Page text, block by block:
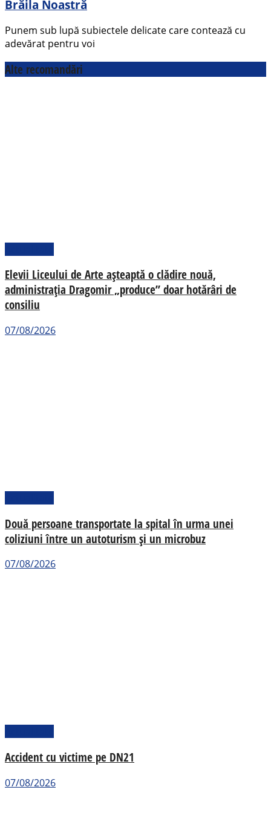
Brăila Noastră
Punem sub lupă subiectele delicate care contează cu
adevărat pentru voi
Alte recomandări
Elevii Liceului de Arte așteaptă o clădire nouă,
administrația Dragomir „produce” doar hotărâri de
consiliu
07/08/2026
Două persoane transportate la spital în urma unei
coliziuni între un autoturism și un microbuz
07/08/2026
Accident cu victime pe DN21
07/08/2026